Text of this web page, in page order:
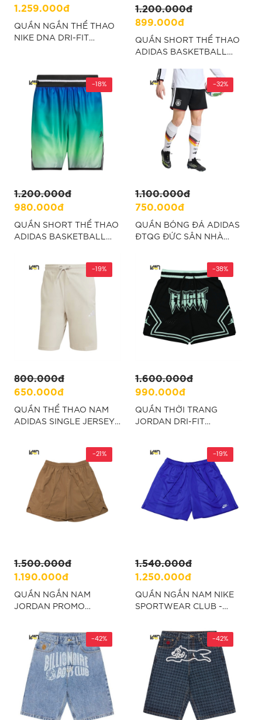
1.259.000đ
QUẦN NGẮN THỂ THAO
NIKE DNA DRI-FIT
1.200.000đ
899.000đ
QUẦN SHORT THỂ THAO
ADIDAS BASKETBALL
"JN0320"
1.200.000đ
980.000đ
-18%
QUẦN SHORT THỂ THAO
ADIDAS BASKETBALL
1.100.000đ
750.000đ
-32%
QUẦN BÓNG ĐÁ ADIDAS
ĐTQG ĐỨC SÂN NHÀ
800.000đ
650.000đ
-19%
QUẦN THỂ THAO NAM
ADIDAS SINGLE JERSEY
1.600.000đ
990.000đ
-38%
QUẦN THỜI TRANG
JORDAN DRI-FIT
1.500.000đ
1.190.000đ
-21%
QUẦN NGẮN NAM
JORDAN PROMO
“FQ2989-223”
1.540.000đ
1.250.000đ
-19%
QUẦN NGẮN NAM NIKE
SPORTWEAR CLUB -
-42% -42%